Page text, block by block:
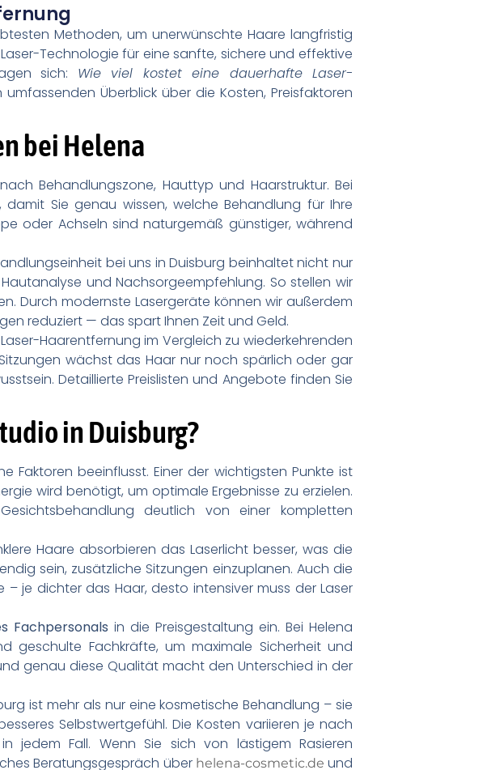
Methoden, um unerwünschte Haare langfristig
Technologie für eine sanfte, sichere und effektive
sich: Wie viel kostet eine dauerhafte Laser-
Überblick über die Kosten, Preisfaktoren
bei Helena
Behandlungszone, Hauttyp und Haarstruktur. Bei
Sie genau wissen, welche Behandlung für Ihre
oder Achseln sind naturgemäß günstiger, während
bei uns in Duisburg beinhaltet nicht nur
und Nachsorgeempfehlung. So stellen wir
Durch modernste Lasergeräte können wir außerdem
reduziert — das spart Ihnen Zeit und Geld.
Haarentfernung im Vergleich zu wiederkehrenden
wächst das Haar nur noch spärlich oder gar
Detaillierte Preislisten und Angebote finden Sie
in Duisburg?
Faktoren beeinflusst. Einer der wichtigsten Punkte ist
wird benötigt, um optimale Ergebnisse zu erzielen.
deutlich von einer kompletten
Haare absorbieren das Laserlicht besser, was die
sein, zusätzliche Sitzungen einzuplanen. Auch die
je dichter das Haar, desto intensiver muss der Laser
Fachpersonals in die Preisgestaltung ein. Bei Helena
geschulte Fachkräfte, um maximale Sicherheit und
genau diese Qualität macht den Unterschied in der
ist mehr als nur eine kosmetische Behandlung – sie
Selbstwertgefühl. Die Kosten variieren je nach
jedem Fall. Wenn Sie sich von lästigem Rasieren
Beratungsgespräch über helena-cosmetic.de und